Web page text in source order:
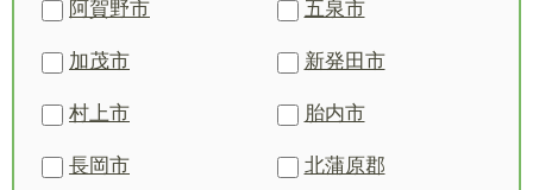
阿賀野市 五泉市
加茂市 新発田市
村上市 胎内市
長岡市 北蒲原郡